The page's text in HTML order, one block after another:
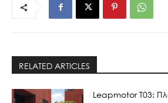
RELATED ARTICLES
Leapmotor T03: